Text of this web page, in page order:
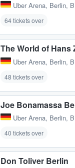
Uber Arena, Berlin,
64 tickets over
The World of Hans
Uber Arena, Berlin,
48 tickets over
Joe Bonamassa
Uber Arena, Berlin,
40 tickets over
Don Toliver Berlin